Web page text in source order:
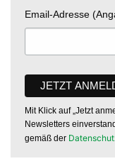
Email-Adresse
Mit Klick auf „Jetzt
Newsletters
gemäß der